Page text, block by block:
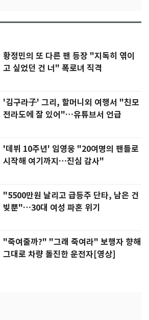
황정민의 또 다른 팬 등장 "지독히 엮이
고 싶었던 건 너" 폭로녀 직격
'김구라子' 그리, 할머니외 여행서 "친모
전라도에 잘 있어"…유튜브서 언급
'데뷔 10주년' 임영웅 "20여명의 팬들로
시작해 여기까지…진심 감사"
"5500만원 날리고 급등주 단타, 남은 건
빚뿐"…30대 여성 파혼 위기
"죽여줄까?" "그래 죽여라" 보행자 향해
그대로 차량 돌진한 운전자[영상]